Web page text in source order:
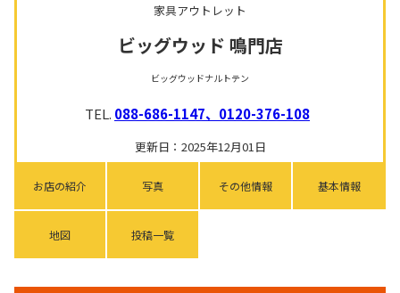
家具アウトレット
ビッグウッド 鳴門店
ビッグウッドナルトテン
TEL. 088-686-1147、0120-376-108
更新日：2025年12月01日
お店の紹介 写真 その他情報 基本情報
地図 投稿一覧